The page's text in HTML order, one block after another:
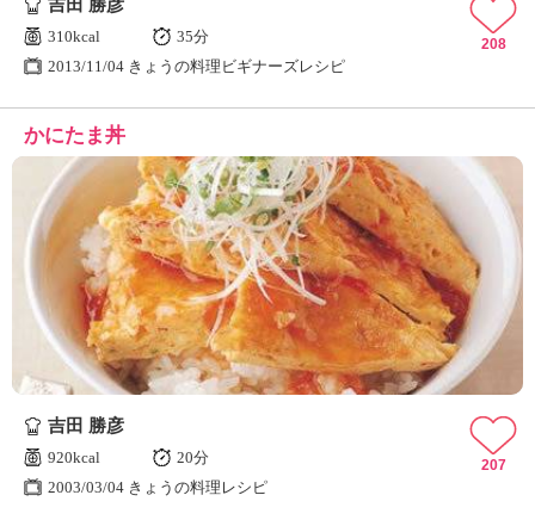
吉田 勝彦
310kcal
35分
2013/11/04 きょうの料理ビギナーズレシピ
208
かにたま丼
吉田 勝彦
920kcal
20分
2003/03/04 きょうの料理レシピ
207